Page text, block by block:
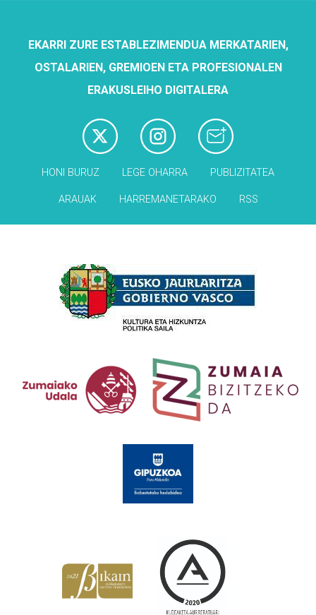
EKARRI ZURE ESTABLEZIMENDUA MERKATARIEN,
OSTALARIEN, GREMIOEN ETA PROFESIONALEN
ERAKUSLEIHO DIGITALERA
HONI BURUZ LEGE OHARRA PUBLIZITATEA
ARAUAK HARREMANETARAKO RSS